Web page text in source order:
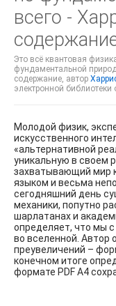
всего -
Это всё квантовая
фундаментальной
содержание, автор
электронной библиотеки
Молодой физик,
искусственного
«альтернативной
уникальную в своем
захватывающий мир
языком и весьма
сегодняшний день
механики, попутно
шарлатанах и
определяет, что мы
во вселенной. Автор
преувеличений –
конечном итоге
формате PDF A4